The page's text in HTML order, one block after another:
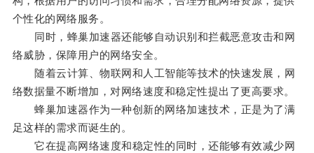
个性化的网络服务。
同时，蜂巢加速器还能够自动识别和拦截恶意攻击和网
络威胁，保障用户的网络安全。
随着云计算、物联网和人工智能等技术的快速发展，网
络数据量不断增加，对网络速度和稳定性提出了更高要求。
蜂巢加速器作为一种创新的网络加速技术，正是为了满
足这样的需求而诞生的。
它在提高网络速度和稳定性的同时，还能够有效减少网